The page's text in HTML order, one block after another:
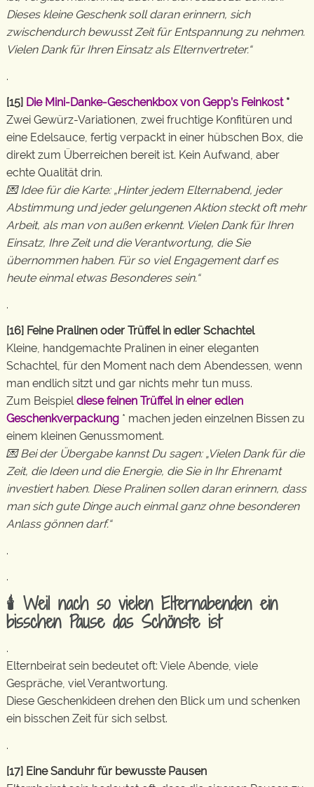
Dieses kleine Geschenk soll daran erinnern, sich
zwischendurch bewusst Zeit für Entspannung zu nehmen.
Vielen Dank für Ihren Einsatz als Elternvertreter.“
.
[15] Die Mini-Danke-Geschenkbox von Gepp’s Feinkost *
Zwei Gewürz-Variationen, zwei fruchtige Konfitüren und
eine Edelsauce, fertig verpackt in einer hübschen Box, die
direkt zum Überreichen bereit ist. Kein Aufwand, aber
echte Qualität drin.
💌 Idee für die Karte: „Hinter jedem Elternabend, jeder
Abstimmung und jeder gelungenen Aktion steckt oft mehr
Arbeit, als man von außen erkennt. Vielen Dank für Ihren
Einsatz, Ihre Zeit und die Verantwortung, die Sie
übernommen haben. Für so viel Engagement darf es
heute einmal etwas Besonderes sein.“
.
[16] Feine Pralinen oder Trüffel in edler Schachtel
Kleine, handgemachte Pralinen in einer eleganten
Schachtel, für den Moment nach dem Abendessen, wenn
man endlich sitzt und gar nichts mehr tun muss.
Zum Beispieldiese feinen Trüffel in einer edlen
Geschenkverpackung * machen jeden einzelnen Bissen zu
einem kleinen Genussmoment.
💌 Bei der Übergabe kannst Du sagen: „Vielen Dank für die
Zeit, die Ideen und die Energie, die Sie in Ihr Ehrenamt
investiert haben. Diese Pralinen sollen daran erinnern, dass
man sich gute Dinge auch einmal ganz ohne besonderen
Anlass gönnen darf.“
.
.
🕯️ Weil nach so vielen Elternabenden ein
bisschen Pause das Schönste ist
.
Elternbeirat sein bedeutet oft: Viele Abende, viele
Gespräche, viel Verantwortung.
Diese Geschenkideen drehen den Blick um und schenken
ein bisschen Zeit für sich selbst.
.
[17] Eine Sanduhr für bewusste Pausen